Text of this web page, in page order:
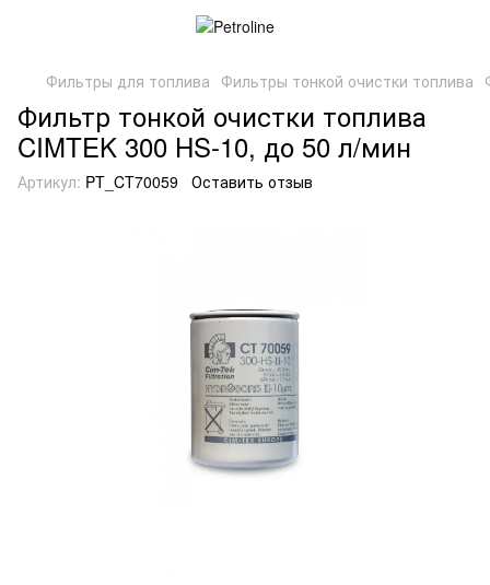
Фильтры для топлива Фильтры тонкой очистки топлива
Фильтр тонкой очистки топлива
CIMTEK 300 HS-10, до 50 л/мин
Артикул: PT_CT70059 Оставить отзыв